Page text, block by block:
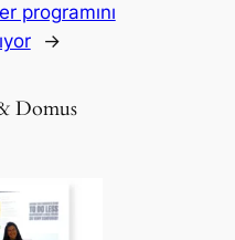
programını
→
Domus